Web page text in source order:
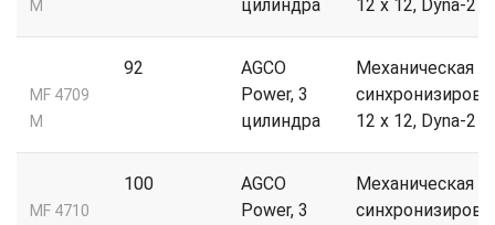
M
цилиндра
12 x 12, Dyna-2
MF 4709
M
92
AGCO
Power, 3
цилиндра
Механическая
12 x 12, Dyna-2
MF 4710
100
AGCO
Power, 3
Механическая